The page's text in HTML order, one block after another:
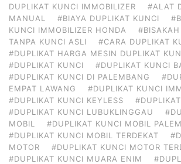
DUPLIKAT KUNCI IMMOBILIZER
#ALAT
MANUAL
#BIAYA DUPLIKAT KUNCI
KUNCI IMMOBILIZER HONDA
TANPA KUNCI ASLI
#CARA DUPLIKAT
#DUPLIKAT HARGA MESIN DUPLIKAT
#DUPLIKAT KUNCI
#DUPLIKAT KUNCI
#DUPLIKAT KUNCI DI PALEMBANG
EMPAT LAWANG
#DUPLIKAT KUNCI
#DUPLIKAT KUNCI KEYLESS
#DUPLIKAT KUNCI LUBUKLINGGAU
MOBIL
#DUPLIKAT KUNCI MOBIL
#DUPLIKAT KUNCI MOBIL TERDEKAT
MOTOR
#DUPLIKAT KUNCI MOTOR
#DUPLIKAT KUNCI MUARA ENIM